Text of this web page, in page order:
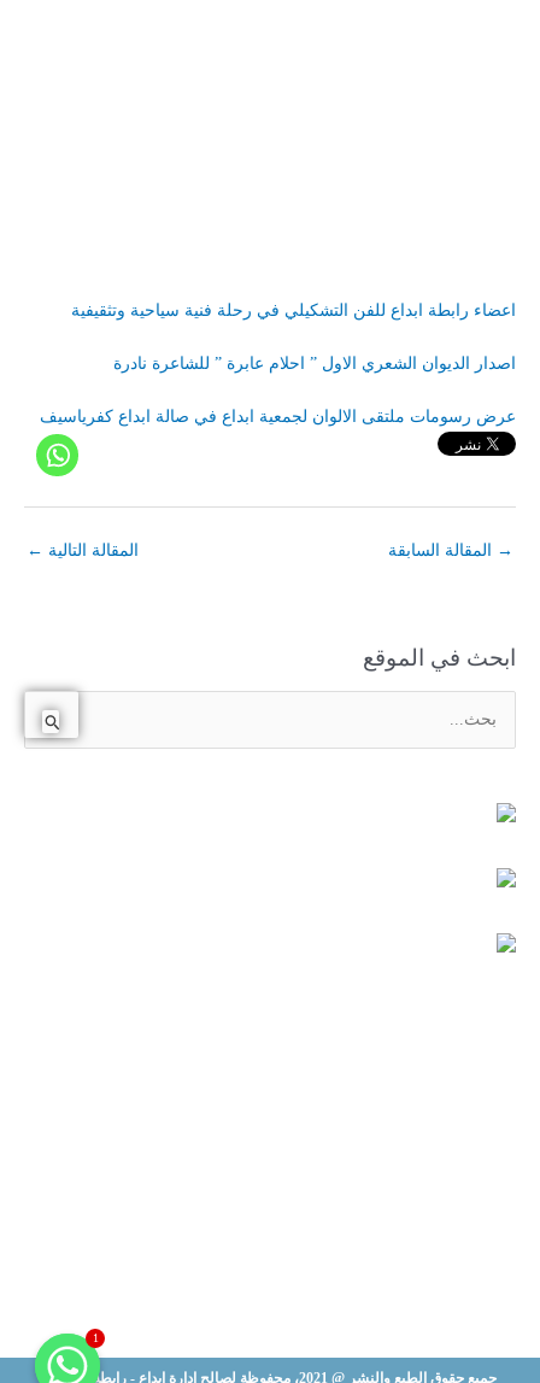
اعضاء رابطة ابداع للفن التشكيلي في رحلة فنية سياحية وتثقيفية
اصدار الديوان الشعري الاول ” احلام عابرة ” للشاعرة نادرة
عرض رسومات ملتقى الالوان لجمعية ابداع في صالة ابداع كفرياسيف
→ المقالة السابقة المقالة التالية ←
ابحث في الموقع
ح
ع
:
جميع حقوق الطبع والنشر @ 2021، محفوظة لصالح إدارة إبداع - رابطة الفنانين
1